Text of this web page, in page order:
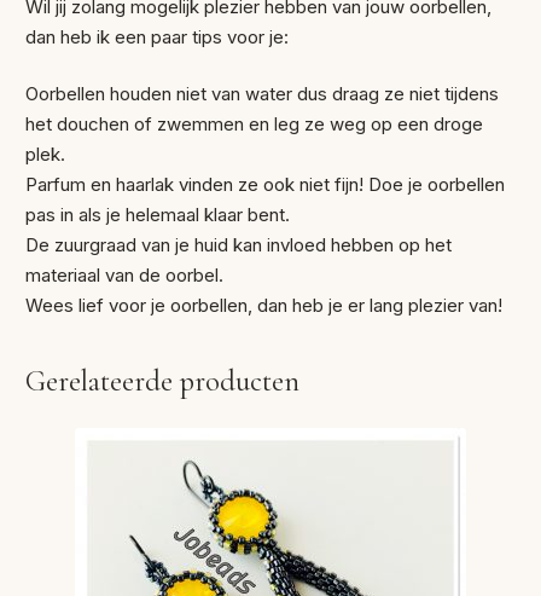
Wil jij zolang mogelijk plezier hebben van jouw oorbellen,
dan heb ik een paar tips voor je:
Oorbellen houden niet van water dus draag ze niet tijdens
het douchen of zwemmen en leg ze weg op een droge
plek.
Parfum en haarlak vinden ze ook niet fijn! Doe je oorbellen
pas in als je helemaal klaar bent.
De zuurgraad van je huid kan invloed hebben op het
materiaal van de oorbel.
Wees lief voor je oorbellen, dan heb je er lang plezier van!
Gerelateerde producten